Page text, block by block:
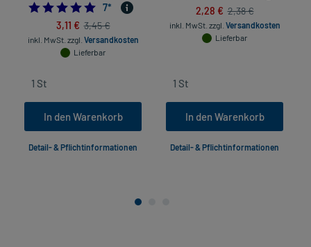
4.714285714285714
7*
3,11 € 3,45 €
inkl. MwSt. zzgl. Versandkosten
Lieferbar
In den Warenkorb
Detail- & Pflichtinformationen
2,28 € 2,38 €
inkl. MwSt. zzgl. Versandkosten
Lieferbar
In den Warenkorb
Detail- & Pflichtinformationen